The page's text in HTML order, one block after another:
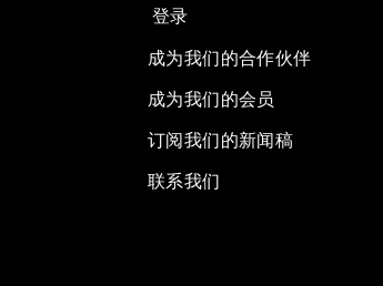
登录
成为我们的合作伙伴
成为我们的会员
订阅我们的新闻稿
联系我们